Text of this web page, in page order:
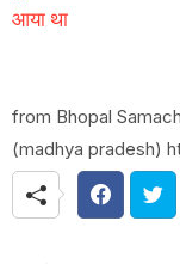
आया था
from Bhopal
(madhya pradesh)